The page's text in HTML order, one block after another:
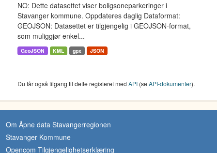
NO: Dette datasettet viser boligsoneparkeringer i
Stavanger kommune. Oppdateres daglig Dataformat:
GEOJSON: Datasettet er tilgjengelig i GEOJSON-format,
som muliggjør enkel...
GeoJSON KML gpx JSON
Du får også tilgang til dette registeret med API (seAPI-dokumenter).
Om Åpne data Stavangerregionen
Stavanger Kommune
Opencom Tilgjengelighetserklæring